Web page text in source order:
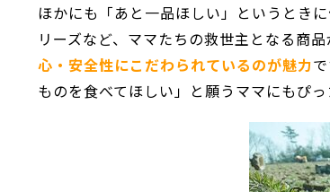
ほかにも「あと一品ほしい」というとき
リーズなど、ママたちの救世主となる商
心・安全性にこだわられているのが魅力
ものを食べてほしい」と願うママにもぴ